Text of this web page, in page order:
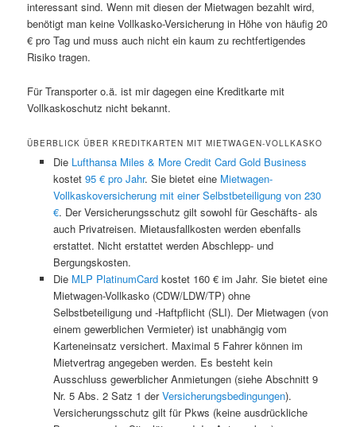
interessant sind. Wenn mit diesen der Mietwagen bezahlt wird,
benötigt man keine Vollkasko-Versicherung in Höhe von häufig 20
€ pro Tag und muss auch nicht ein kaum zu rechtfertigendes
Risiko tragen.
Für Transporter o.ä. ist mir dagegen eine Kreditkarte mit
Vollkaskoschutz nicht bekannt.
ÜBERBLICK ÜBER KREDITKARTEN MIT MIETWAGEN-VOLLKASKO
Die Lufthansa Miles & More Credit Card Gold Business
kostet95 € pro Jahr. Sie bietet eine Mietwagen-
Vollkaskoversicherung mit einer Selbstbeteiligung von 230
€. Der Versicherungsschutz gilt sowohl für Geschäfts- als
auch Privatreisen. Mietausfallkosten werden ebenfalls
erstattet. Nicht erstattet werden Abschlepp- und
Bergungskosten.
Die MLP PlatinumCardkostet 160 € im Jahr. Sie bietet eine
Mietwagen-Vollkasko (CDW/LDW/TP) ohne
Selbstbeteiligung und -Haftpflicht (SLI). Der Mietwagen (von
einem gewerblichen Vermieter) ist unabhängig vom
Karteneinsatz versichert. Maximal 5 Fahrer können im
Mietvertrag angegeben werden. Es besteht kein
Ausschluss gewerblicher Anmietungen (siehe Abschnitt 9
Nr. 5 Abs. 2 Satz 1 derVersicherungsbedingungen).
Versicherungsschutz gilt für Pkws (keine ausdrückliche